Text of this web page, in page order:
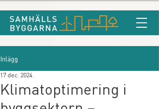
Inlägg
Klimatoptimering i
17 dec. 2024